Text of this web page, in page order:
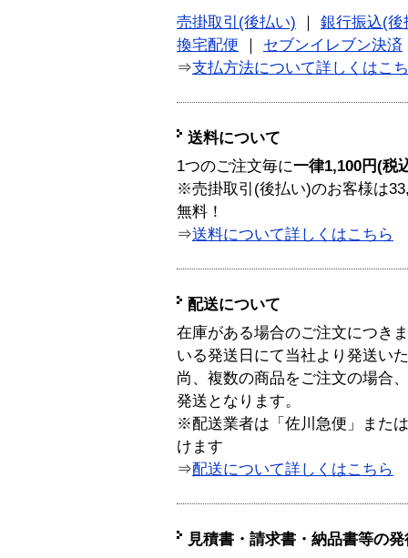
売掛取引(後払い)
銀行振込(後
換宅配便
セブンイレブン決済
⇒支払方法について詳しくはこ
送料について
1つのご注文毎に一律1,100円(税
※売掛取引(後払い)のお客様は
無料！
⇒送料について詳しくはこちら
配送について
在庫がある場合のご注文につき
いる発送日にて当社より発送い
尚、複数の商品をご注文の場合
発送となります。
※配送業者は「佐川急便」また
けます
⇒配送について詳しくはこちら
見積書・請求書・納品書等の